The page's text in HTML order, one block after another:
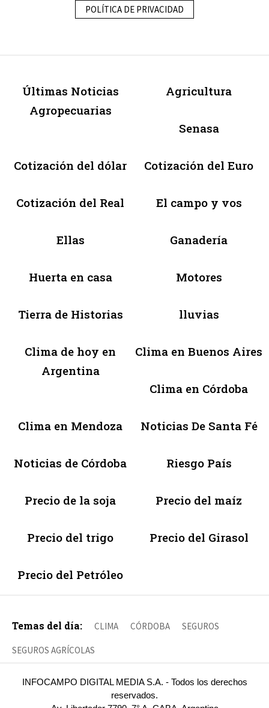
POLÍTICA DE PRIVACIDAD
Últimas Noticias
Agropecuarias
Agricultura
Senasa
Cotización del dólar Cotización del Euro
Cotización del Real El campo y vos
Ellas Ganadería
Huerta en casa Motores
Tierra de Historias lluvias
Clima de hoy en
Argentina
Clima en Buenos Aires
Clima en Córdoba
Clima en Mendoza Noticias De Santa Fé
Noticias de Córdoba Riesgo País
Precio de la soja Precio del maíz
Precio del trigo Precio del Girasol
Precio del Petróleo
Temas del día: CLIMA CÓRDOBA SEGUROS
SEGUROS AGRÍCOLAS
INFOCAMPO DIGITAL MEDIA S.A. - Todos los derechos
reservados.